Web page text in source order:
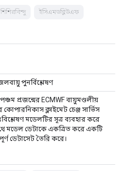
শিশিরবিন্দু ইসিএমডব্লিউএফ
পুনর্বিশ্লেষণ
প্রজন্মের ECMWF বায়ুমণ্ডলীয়
ক্লাইমেট চেঞ্জ সার্ভিস
মডেলটির সূত্র ব্যবহার করে
মডেল ডেটাকে একত্রিত করে একটি
ডেটাসেট তৈরি করে।